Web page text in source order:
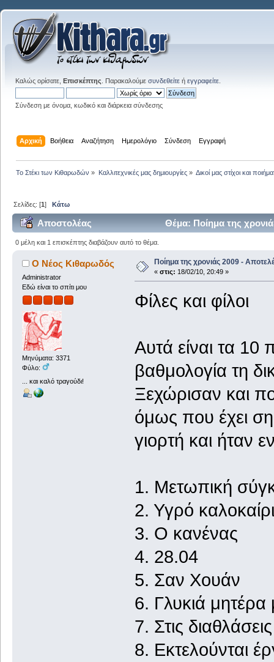
Καλώς ορίσατε, Επισκέπτης . Παρακαλούμε συνδεθείτε ή εγγραφείτε
Σύνδεση με όνομα, κωδικό και διάρκεια σύνδεσης
Αρχική Βοήθεια Αναζήτηση Ημερολόγιο Σύνδεση Εγγραφή
Το Στέκι των Κιθαρωδών » Καλλιτεχνικές μας δημιουργίες» Δικοί μας στίχοι και
Σελίδες: [1]Κάτω
Αποστολέας Θέμα: Ποίημα της
0 μέλη και 1 επισκέπτης διαβάζουν αυτό το θέμα.
Ο Νέος Κιθαρωδός
Administrator
Εδώ είναι το σπίτι μου
Μηνύματα: 3371
Φύλο:
... και καλό τραγούδι!
Ποίημα της χρονιάς 2009 -
« στις: 18/02/10, 20:49 »
Φίλες και φίλοι
Αυτά είναι τα
βαθμολογία τη
Ξεχώρισαν και
όμως που έχει
γιορτή και ήταν
1. Μετωπική
2. Υγρό
3. Ο
4.
5. Σαν
6. Γλυκιά
7. Στις
8.